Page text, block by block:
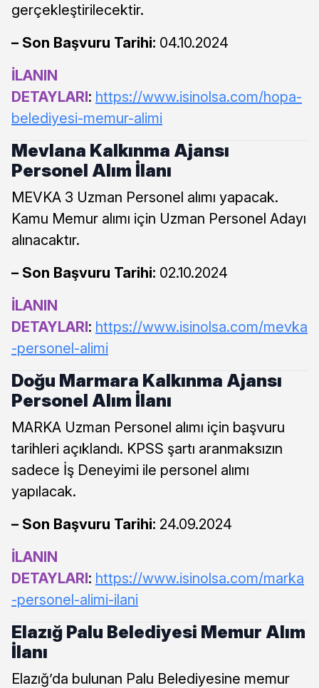
gerçekleştirilecektir.
– Son Başvuru Tarihi: 04.10.2024
İLANIN
DETAYLARI: https://www.isinolsa.com/hopa-
belediyesi-memur-alimi
Mevlana Kalkınma Ajansı
Personel Alım İlanı
MEVKA 3 Uzman Personel alımı yapacak.
Kamu Memur alımı için Uzman Personel Adayı
alınacaktır.
– Son Başvuru Tarihi: 02.10.2024
İLANIN
DETAYLARI: https://www.isinolsa.com/mevka
-personel-alimi
Doğu Marmara Kalkınma Ajansı
Personel Alım İlanı
MARKA Uzman Personel alımı için başvuru
tarihleri açıklandı. KPSS şartı aranmaksızın
sadece İş Deneyimi ile personel alımı
yapılacak.
– Son Başvuru Tarihi: 24.09.2024
İLANIN
DETAYLARI: https://www.isinolsa.com/marka
-personel-alimi-ilani
Elazığ Palu Belediyesi Memur Alım
İlanı
Elazığ’da bulunan Palu Belediyesine memur